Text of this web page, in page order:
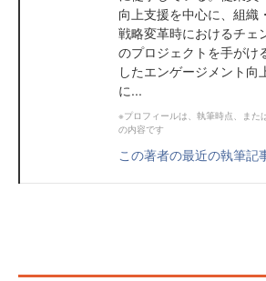
向上支援を中心に、組織
戦略変革時におけるチェ
のプロジェクトを手がけ
したエンゲージメント向
に...
※プロフィールは、執筆時点、また
の内容です
この著者の最近の執筆記